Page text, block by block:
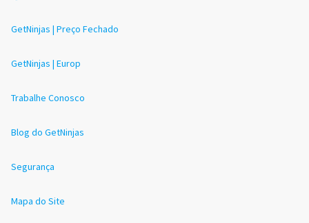
GetNinjas | Preço Fechado
GetNinjas | Europ
Trabalhe Conosco
Blog do GetNinjas
Segurança
Mapa do Site